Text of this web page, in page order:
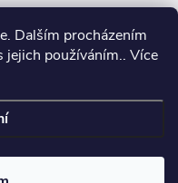
Dalším procházením
jejich používáním.. Více
53132C8134
práva vyhrazena.